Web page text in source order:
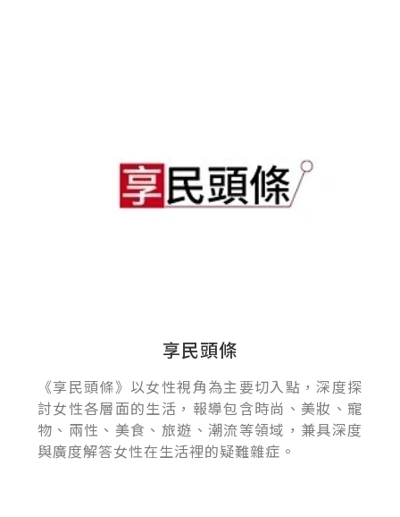
享民頭條
《享民頭條》以女性視角為主要切入點，深度探
討女性各層面的生活，報導包含時尚、美妝、寵
物、兩性、美食、旅遊、潮流等領域，兼具深度
與廣度解答女性在生活裡的疑難雜症。